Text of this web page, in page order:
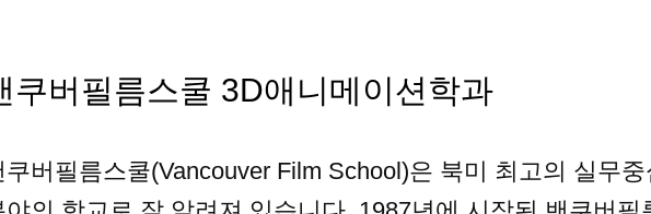
쿠버필름스쿨 3D애니메이션학과
쿠버필름스쿨(Vancouver Film School)은 북미 최고의 실무